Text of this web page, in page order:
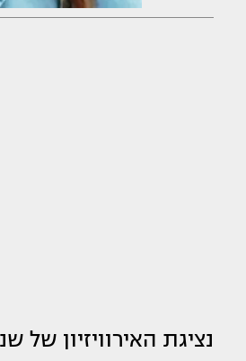
נציגת האירוויזיון של שנת